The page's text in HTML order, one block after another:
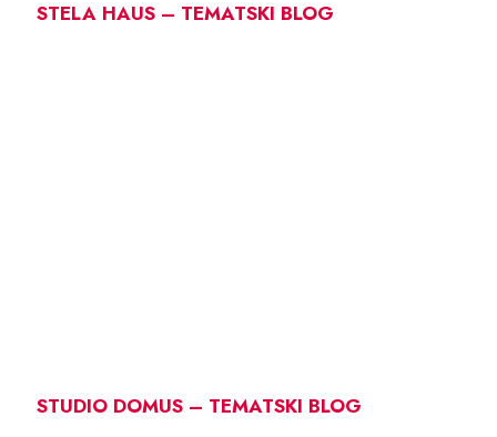
STELA HAUS – TEMATSKI BLOG
STUDIO DOMUS – TEMATSKI BLOG